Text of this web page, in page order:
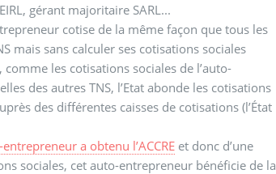
gérant majoritaire SARL...
cotise de la même façon que tous les
mais sans calculer ses cotisations sociales
les cotisations sociales de l’auto-
des autres TNS, l’Etat abonde les cotisations
des différentes caisses de cotisations (l’État
a obtenu l’ACCREet donc d’une
sociales, cet auto-entrepreneur bénéficie de la